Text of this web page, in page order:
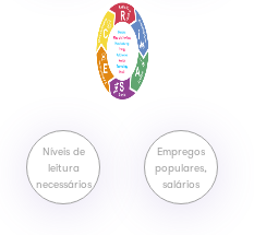
Empregos
populares,
salários
Níveis de
leitura
necessários